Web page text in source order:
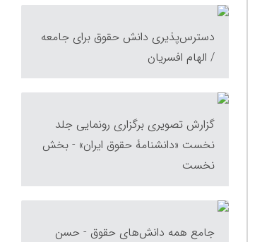
دسترس‌پذیری دانش حقوق برای جامعه
/ الهام افسریان
گزارش تصویری برگزاری رونمایی جلد
نخست «دانشنامۀ حقوق ایران» - بخش
نخست
جامع همه دانش‌های حقوق - حسن